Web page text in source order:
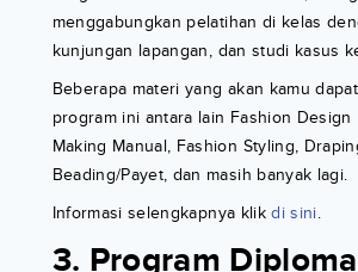
menggabungkan pelatihan di kelas
kunjungan lapangan, dan studi kasus
Beberapa materi yang akan kamu
program ini antara lain Fashion Design
Making Manual, Fashion Styling,
Beading/Payet, dan masih banyak lagi.
Informasi selengkapnya klikdi sini.
3. Program Diploma